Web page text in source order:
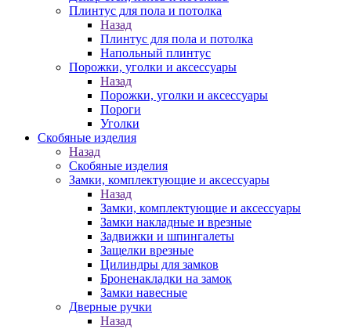
Плинтус для пола и потолка
Назад
Плинтус для пола и потолка
Напольный плинтус
Порожки, уголки и аксессуары
Назад
Порожки, уголки и аксессуары
Пороги
Уголки
Скобяные изделия
Назад
Скобяные изделия
Замки, комплектующие и аксессуары
Назад
Замки, комплектующие и аксессуары
Замки накладные и врезные
Задвижки и шпингалеты
Защелки врезные
Цилиндры для замков
Броненакладки на замок
Замки навесные
Дверные ручки
Назад